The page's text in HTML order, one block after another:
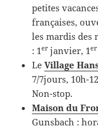
petites
françaises,
les mardis des
: 1er janvier, 1er
LeVillage
7/7jours, 10h-
Non-stop.
Maison du
Gunsbach :